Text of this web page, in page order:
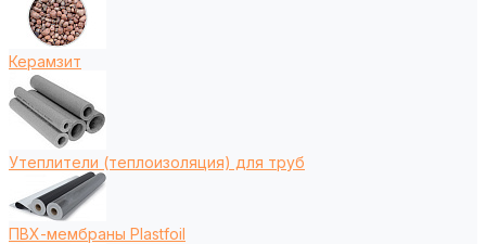
Керамзит
Утеплители (теплоизоляция) для труб
ПВХ-мембраны Plastfoil